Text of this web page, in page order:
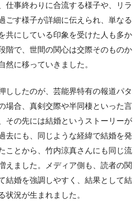
仕事終わりに合流する様子や、リラ
ごす様子が詳細に伝えられ、単なる
共にしている印象を受けた人も多か
階で、世間の関心は交際そのものか
然に移っていきました。
ししたのが、芸能界特有の報道パタ
場合、真剣交際や半同棲といった言
その先には結婚というストーリーが
去にも、同じような経緯で結婚を発
ことから、竹内涼真さんにも同じ流
えました。メディア側も、読者の関
結婚を強調しやすく、結果として結
状況が生まれました。